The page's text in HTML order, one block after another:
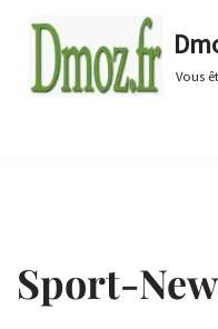
au
Vous
Sport-